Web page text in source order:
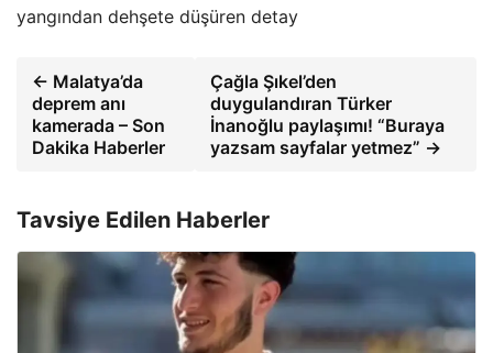
yangından dehşete düşüren detay
← Malatya’da
deprem anı
kamerada – Son
Dakika Haberler
Çağla Şıkel’den
duygulandıran Türker
İnanoğlu paylaşımı! “Buraya
yazsam sayfalar yetmez” →
Tavsiye Edilen Haberler